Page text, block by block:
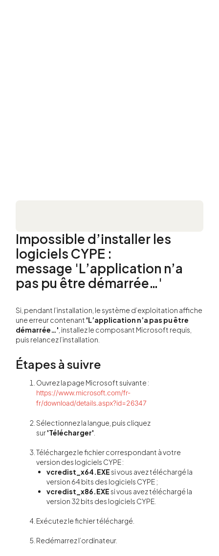
Impossible d’installer les
logiciels CYPE :
message 'L’application n’a
pas pu être démarrée…'
Si, pendant l’installation, le système d’exploitation affiche
une erreur contenant 'L’application n’a pas pu être
démarrée…' , installez le composant Microsoft requis,
puis relancez l’installation.
Étapes à suivre
Ouvrez la page Microsoft suivante :
https://www.microsoft.com/fr-
fr/download/details.aspx?id=26347
Sélectionnez la langue, puis cliquez
sur'Télécharger'
Téléchargez le fichier correspondant à votre
version des logiciels CYPE :
vcredist_x64.EXE si vous avez téléchargé la
version 64 bits des logiciels CYPE ;
vcredist_x86.EXE si vous avez téléchargé la
version 32 bits des logiciels CYPE.
Exécutez le fichier téléchargé.
Redémarrez l’ordinateur.